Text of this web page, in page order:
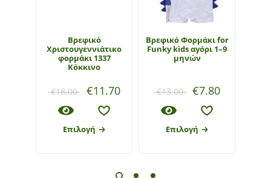
Βρεφικό
Χριστουγεννιάτικο
φορμάκι 1337
Κόκκινο
€18.00 €11.70
Επιλογή
Βρεφικό Φορμάκι for
Funky kids αγόρι 1–9
μηνών
€13.00 €7.80
Επιλογή